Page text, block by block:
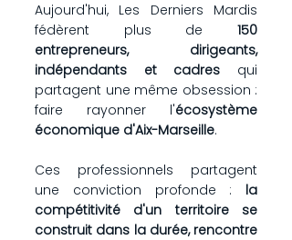
Aujourd'hui, Les Derniers Mardis
fédèrent plus de 150
entrepreneurs, dirigeants,
indépendants et cadres qui
partagent une même obsession :
faire rayonner l'écosystème
économique d'Aix-Marseille.
Ces professionnels partagent
une conviction profonde : la
compétitivité d'un territoire se
construit dans la durée, rencontre